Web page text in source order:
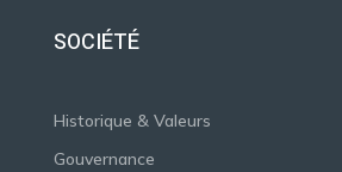
SOCIÉTÉ
Historique & Valeurs
Gouvernance